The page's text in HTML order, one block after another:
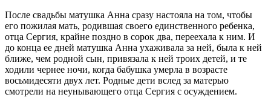
После свадьбы матушка Анна сразу настояла на том, чтобы
его пожилая мать, родившая своего единственного ребенка,
отца Сергия, крайне поздно в сорок два, переехала к ним. И
до конца ее дней матушка Анна ухаживала за ней, была к ней
ближе, чем родной сын, привязала к ней троих детей, и те
ходили чернее ночи, когда бабушка умерла в возрасте
восьмидесяти двух лет. Родные дети вслед за матерью
смотрели на неунывающего отца Сергия с осуждением.